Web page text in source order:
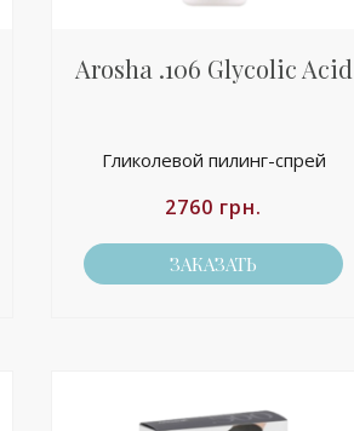
Arosha .106 Glycolic Acid
Гликолевой пилинг-спрей
2760 грн.
ЗАКАЗАТЬ